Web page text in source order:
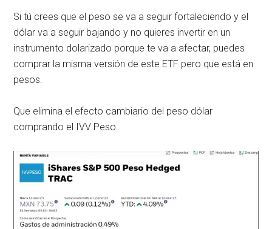
Si tú crees que el peso se va a seguir fortaleciendo y el
dólar va a seguir bajando y no quieres invertir en un
instrumento dolarizado porque te va a afectar, puedes
comprar la misma versión de este ETF pero que está en
pesos.
Que elimina el efecto cambiario del peso dólar
comprando el IVV Peso.